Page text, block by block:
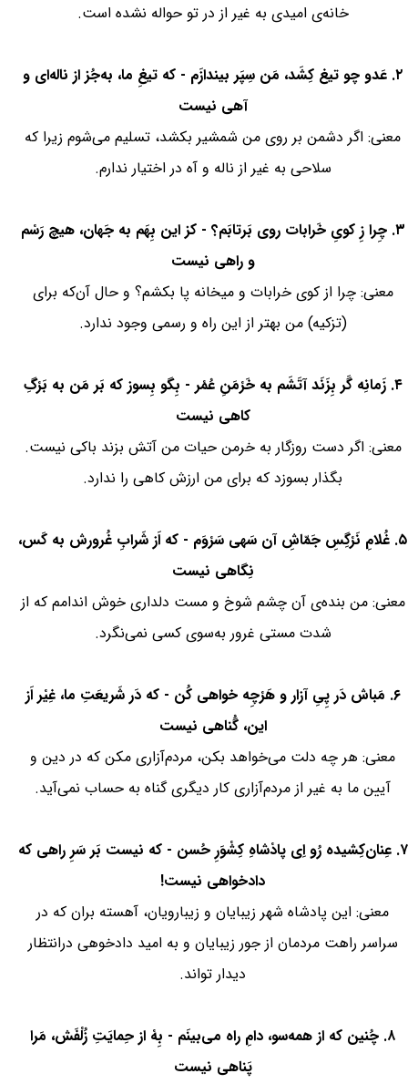
خانه‌ی امیدی به غیر از در تو حواله نشده است.
۲. عَدو چو تیغ کِشَد، مَن سِپَر بیندازَم - که تیغِ ما، به‌جُز از ناله‌ای و
آهی نیست
معنی: اگر دشمن بر روی من شمشیر بکشد، تسلیم می‌شوم زیرا که
سلاحی به غیر از ناله و آه در اختیار ندارم.
۳. چِرا زِ کویِ خَرابات روی بَرتابَم؟ - کز این بِهَم به جَهان، هیچ رَسْم
و راهی نیست
معنی: چرا از کوی خرابات و میخانه پا بکشم؟ و حال آن‌که برای
(تزکیه) من بهتر از این راه و رسمی وجود ندارد.
۴. زَمانِه گَر بِزَنَد آتَشَم به خَرْمَنِ عُمْر - بِگو بِسوز که بَر مَن به بَرْگِ
کاهی نیست
معنی: اگر دست روزگار به خرمن حیات من آتش بزند باکی نیست.
بگذار بسوزد که برای من ارزش کاهی را ندارد.
۵. غُلامِ نَرْگِسِ جَمّاشِ آن سَهی سَرْوَم - که اَز شَرابِ غُرورش به کَس،
نِگاهی نیست
معنی: من بنده‌ی آن چشم شوخ و مست دلداری خوش اندامم که از
شدت مستی غرور به‌سوی کسی نمی‌نگرد.
۶. مَباش دَر پِیِ آزار و هَرْچِه خواهی کُن - که دَر شَریعَتِ ما، غِیْر اَز
این، گُناهی نیست
معنی: هر چه دلت می‌خواهد بکن، مردم‌آزاری مکن که در دین و
آیین ما به غیر از مردم‌آزاری کار دیگری گناه به حساب نمی‌آید.
۷. عِنان‌کِشیده رُو اِی پادْشاهِ کِشْوَرِ حُسن - که نیست بَر سَرِ راهی که
دادخواهی نیست!
معنی: این پادشاه شهر زیبایان و زیبارویان، آهسته بران که در
سراسر راهت مردمان از جور زیبایان و به امید دادخوهی درانتظار
دیدار تواند.
۸. چُنین که از همه‌سو، دامِ راه می‌بینَم - بِهْ از حِمایَتِ زُلْفَش، مَرا
پَناهی نیست